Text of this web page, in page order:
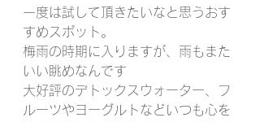
一度は試して頂きたいなと思うおす
すめスポット。
梅雨の時期に入りますが、雨もまた
いい眺めなんです
大好評のデトックスウォーター、フ
ルーツやヨーグルトなどいつも心を